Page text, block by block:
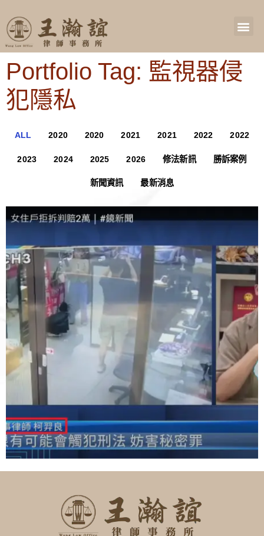
Portfolio Tag: 監視器侵
犯隱私
ALL 2020 2020 2021 2021 2022 2022
2023 2024 2025 2026 修法新訊 勝訴案例
新聞資訊 最新消息